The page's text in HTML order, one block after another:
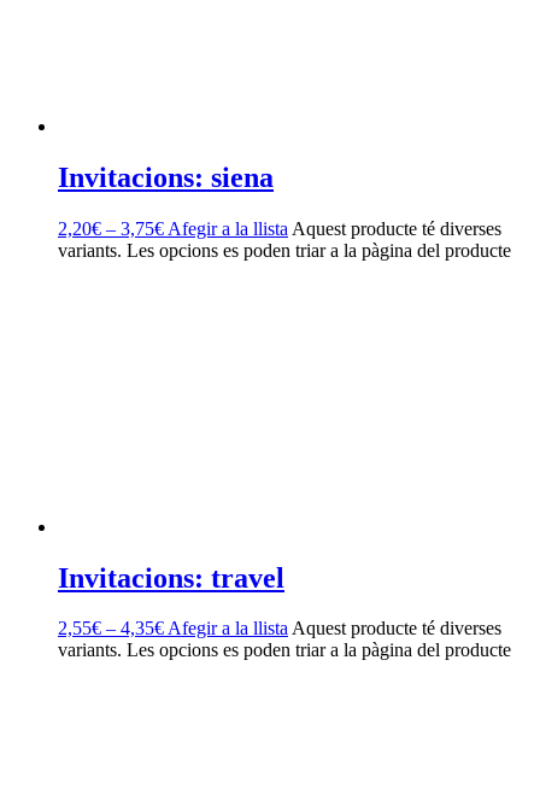
Invitacions: siena
2,20€ – 3,75€ Afegir a la llista Aquest producte té diverses
variants. Les opcions es poden triar a la pàgina del producte
Invitacions: travel
2,55€ – 4,35€Afegir a la llistaAquest producte té diverses
variants. Les opcions es poden triar a la pàgina del producte